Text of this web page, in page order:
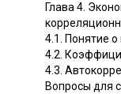
Глава 4.
4.1. Понятие
4.2.
4.3.
Вопросы для